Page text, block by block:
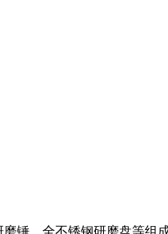
锤、全不锈钢研磨盘等